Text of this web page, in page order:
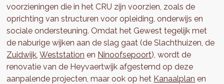
voorzieningen die in het CRU zijn voorzien, zoals de
oprichting van structuren voor opleiding, onderwijs en
sociale ondersteuning. Omdat het Gewest tegelijk met
de naburige wijken aan de slag gaat (de Slachthuizen, de
Zuidwijk,Weststation en Ninoofsepoort), wordt de
renovatie van de Heyvaertwijk afgestemd op deze
aanpalende projecten, maar ook op het Kanaalplan en